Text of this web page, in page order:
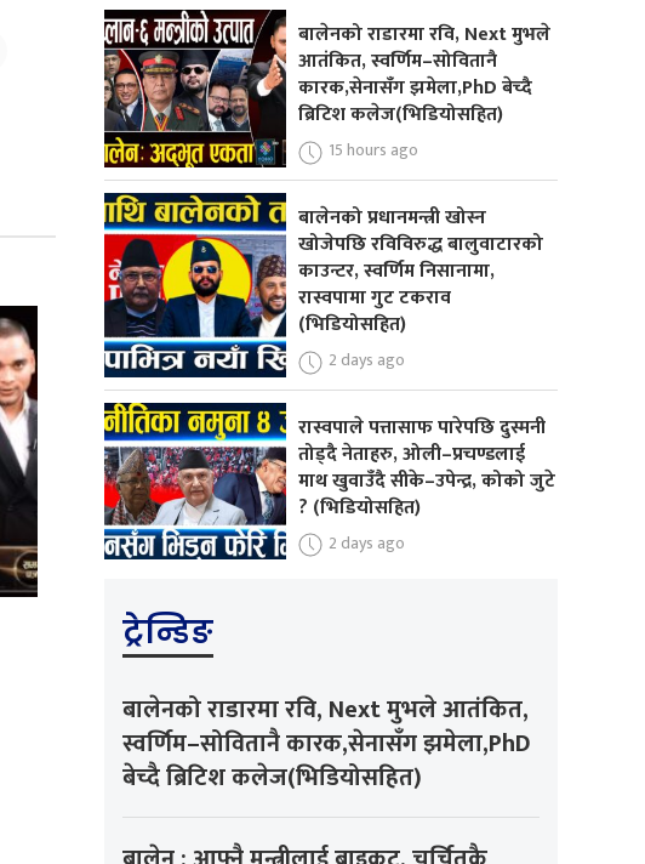
बालेनको राडारमा रवि, Next मुभले
आतंकित, स्वर्णिम–सोवितानै
कारक,सेनासँग झमेला,PhD बेच्दै
ब्रिटिश कलेज(भिडियोसहित)
15 hours ago
बालेनको प्रधानमन्त्री खोस्न
खोजेपछि रविविरुद्ध बालुवाटारको
काउन्टर, स्वर्णिम निसानामा,
रास्वपामा गुट टकराव
(भिडियोसहित)
2 days ago
रास्वपाले पत्तासाफ पारेपछि दुस्मनी
तोड्दै नेताहरु, ओली–प्रचण्डलाई
माथ खुवाउँदै सीके–उपेन्द्र, कोको जुटे
? (भिडियोसहित)
2 days ago
ट्रेन्डिङ
बालेनको राडारमा रवि, Next मुभले आतंकित,
स्वर्णिम–सोवितानै कारक,सेनासँग झमेला,PhD
बेच्दै ब्रिटिश कलेज(भिडियोसहित)